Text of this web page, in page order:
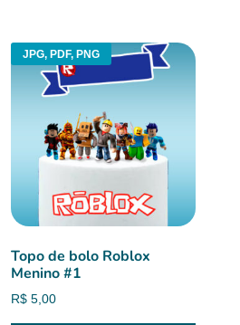
JPG, PDF, PNG
Topo de bolo Roblox
Menino #1
R$ 5,00